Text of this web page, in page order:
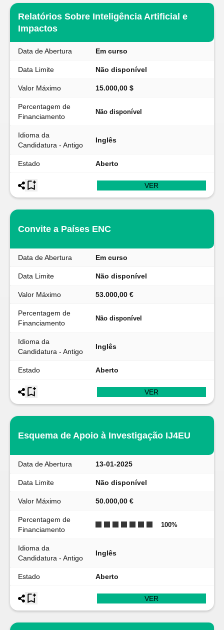
Relatórios Sobre Inteligência Artificial e
Impactos
Data de Abertura Em curso
Data Limite Não disponível
Valor Máximo 15.000,00 $
Percentagem de
Financiamento
Não disponível
Idioma da
Candidatura - Antigo
Inglês
Estado Aberto
VER
Convite a Países ENC
Data de Abertura Em curso
Data Limite Não disponível
Valor Máximo 53.000,00 €
Percentagem de
Financiamento
Não disponível
Idioma da
Candidatura - Antigo
Inglês
Estado Aberto
VER
Esquema de Apoio à Investigação IJ4EU
Data de Abertura 13-01-2025
Data Limite Não disponível
Valor Máximo 50.000,00 €
Percentagem de
Financiamento
100%
Idioma da
Candidatura - Antigo
Inglês
Estado Aberto
VER